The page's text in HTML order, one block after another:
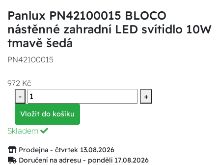
Panlux PN42100015 BLOCO
nástěnné zahradní LED svítidlo 10W
tmavě šedá
PN42100015
972 Kč
-
+
Vložit do košíku
Skladem
Prodejna - čtvrtek 13.08.2026
Doručení na adresu - pondělí 17.08.2026